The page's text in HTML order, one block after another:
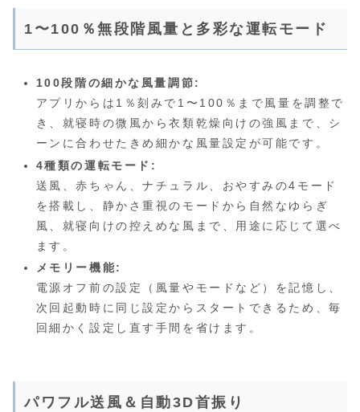
1〜100％無段階風量と多彩な運転モード
100段階の細かな風量調節:
アプリからは1％刻みで1〜100％まで風量を調整で
き、就寝時の微風から衣類乾燥向けの強風まで、シ
ーンに合わせたきめ細かな風量設定が可能です。
4種類の運転モード:
送風、赤ちゃん、ナチュラル、おやすみの4モード
を搭載し、静かさ重視のモードから自然なゆらぎ
風、就寝向けの控えめな風まで、用途に応じて選べ
ます。
メモリー機能:
電源オフ前の設定（風量やモードなど）を記憶し、
次回起動時に同じ設定からスタートできるため、毎
回細かく設定し直す手間を省けます。
パワフル送風＆自動3D首振り